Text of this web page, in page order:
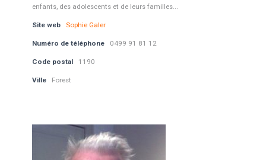
enfants, des adolescents et de leurs familles...
Site web Sophie Galer
Numéro de téléphone 0499 91 81 12
Code postal 1190
Ville Forest